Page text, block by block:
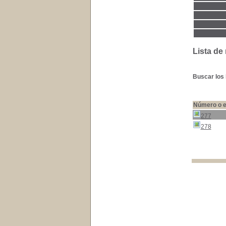
Lista de
Buscar
Número o
277
278